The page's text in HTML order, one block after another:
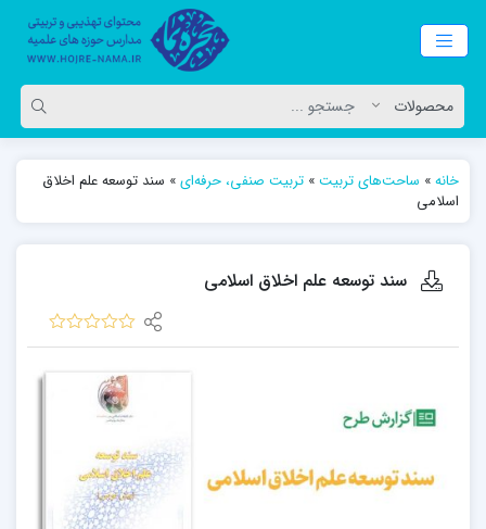
خانه» ساحت‌های تربیت» تربیت صنفی، حرفه‌ای» سند توسعه علم اخلاق
اسلامى
سند توسعه علم اخلاق اسلامى